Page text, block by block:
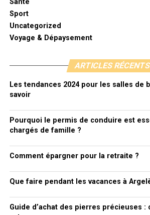
Santé
Sport
Uncategorized
Voyage & Dépaysement
ARTICLES RÉCENTS
Les tendances 2024 pour les salles de
savoir
Pourquoi le permis de conduire est
chargés de famille ?
Comment épargner pour la retraite ?
Que faire pendant les vacances à
Guide d’achat des pierres précieuses :